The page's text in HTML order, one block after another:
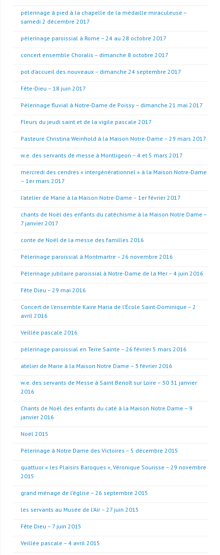
pèlerinage à pied à la chapelle de la médaille miraculeuse –
samedi 2 décembre 2017
pèlerinage paroissial à Rome – 24 au 28 octobre 2017
concert ensemble Choralis – dimanche 8 octobre 2017
pot d’accueil des nouveaux – dimanche 24 septembre 2017
Fête-Dieu – 18 juin 2017
Pèlerinage fluvial à Notre-Dame de Poissy – dimanche 21 mai 2017
Fleurs du jeudi saint et de la vigile pascale 2017
Pasteure Christina Weinhold à la Maison Notre-Dame – 29 mars 2017
w.e. des servants de messe à Montligeon – 4 et 5 mars 2017
mercredi des cendres « intergénérationnel » à la Maison Notre-Dame
– 1er mars 2017
l’atelier de Marie à la Maison Notre-Dame – 1er février 2017
chants de Noël des enfants du catéchisme à la Maison Notre Dame –
7 janvier 2017
conte de Noël de la messe des familles 2016
Pèlerinage paroissial à Montmartre – 26 novembre 2016
Pèlerinage jubilaire paroissial à Notre-Dame de la Mer – 4 juin 2016
Fête Dieu – 29 mai 2016
Concert de l’ensemble Kaire Maria de l’École Saint-Dominique – 2
avril 2016
Veillée pascale 2016
pèlerinage paroissial en Terre Sainte – 26 février 5 mars 2016
atelier de Marie à la Maison Notre Dame – 3 février 2016
w.e. des servants de Messe à Saint Benoît sur Loire – 30 31 janvier
2016
Chants de Noël des enfants du caté à la Maison Notre Dame – 9
janvier 2016
Noël 2015
Pèlerinage à Notre Dame des Victoires – 5 décembre 2015
quattuor « les Plaisirs Baroques », Véronique Sourisse – 29 novembre
2015
grand ménage de l’église – 26 septembre 2015
les servants au Musée de l’Air – 27 juin 2015
Fête Dieu – 7 juin 2015
Veillée pascale – 4 avril 2015